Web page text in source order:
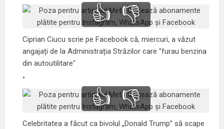
👍 👎
Ciprian Ciucu scrie pe Facebook că, miercuri, a văzut
angajați de la Administrația Străzilor care "furau benzina
din autoutilitare"
👍 👎
Celebritatea a făcut ca bivolul „Donald Trump” să scape